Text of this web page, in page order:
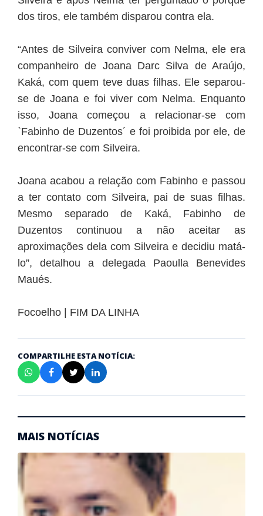
dos tiros, ele também disparou contra ela.
“Antes de Silveira conviver com Nelma, ele era
companheiro de Joana Darc Silva de Araújo,
Kaká, com quem teve duas filhas. Ele separou-
se de Joana e foi viver com Nelma. Enquanto
isso, Joana começou a relacionar-se com
`Fabinho de Duzentos´ e foi proibida por ele, de
encontrar-se com Silveira.
Joana acabou a relação com Fabinho e passou
a ter contato com Silveira, pai de suas filhas.
Mesmo separado de Kaká, Fabinho de
Duzentos continuou a não aceitar as
aproximações dela com Silveira e decidiu matá-
lo”, detalhou a delegada Paoulla Benevides
Maués.
Focoelho | FIM DA LINHA
COMPARTILHE ESTA NOTÍCIA:
MAIS NOTÍCIAS